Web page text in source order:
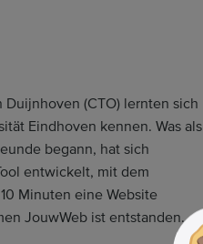
Duijnhoven (CTO) lernten sich
Eindhoven kennen. Was als
begann, hat sich
entwickelt, mit dem
Minuten eine Website
JouwWeb ist entstanden.